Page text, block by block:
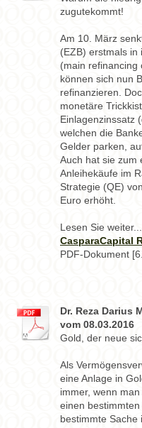
zugutekommt!
Am 10. März
(EZB) erstmals in
(main refinancing
können sich nun
refinanzieren.
monetäre
Einlagenzinssatz
welchen die
Gelder parken,
Auch hat sie zum
Anleihekäufe im
Strategie (QE)
Euro erhöht.
Lesen Sie weiter...
CasparaCapital
PDF-Dokument
Dr. Reza Darius
vom 08.03.2016
Gold, der neue
Als
eine Anlage in
immer, wenn
einen
bestimmte Sache